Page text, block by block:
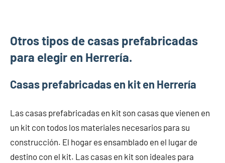
Otros tipos de casas prefabricadas
para elegir en Herrería.
Casas prefabricadas en kit en Herrería
Las casas prefabricadas en kit son casas que vienen en
un kit con todos los materiales necesarios para su
construcción. El hogar es ensamblado en el lugar de
destino con el kit. Las casas en kit son ideales para